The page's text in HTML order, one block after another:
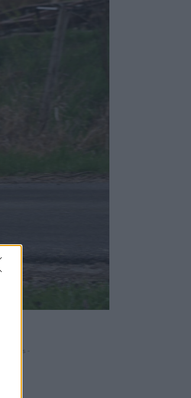
- Hirdetés -